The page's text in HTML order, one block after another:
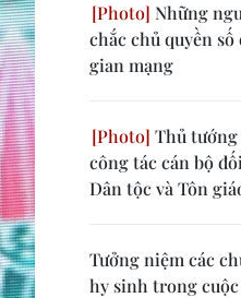
Những
chắc chủ quyền
gian mạng
Thủ
công tác cán bộ
Dân tộc và Tôn
Tưởng niệm các
hy sinh trong